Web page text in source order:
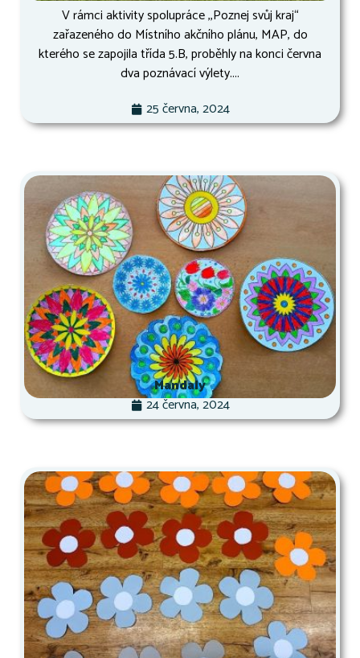
V rámci aktivity spolupráce ,,Poznej svůj kraj“
zařazeného do Místního akčního plánu, MAP, do
kterého se zapojila třída 5.B, proběhly na konci června
dva poznávací výlety....
25 června, 2024
Mandaly
24 června, 2024